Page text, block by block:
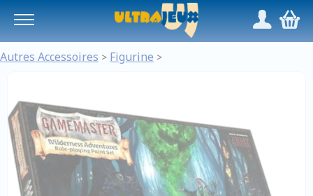
/,
Autres Accessoires > Figurine >